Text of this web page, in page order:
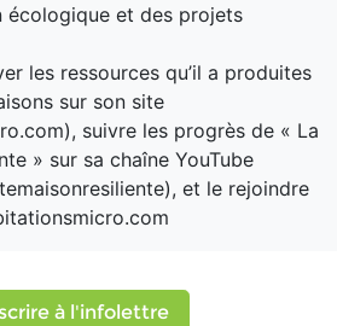
écologique et des projets
les ressources qu’il a produites
sur son site
suivre les progrès de « La
» sur sa chaîne YouTube
et le rejoindre
à l'infolettre